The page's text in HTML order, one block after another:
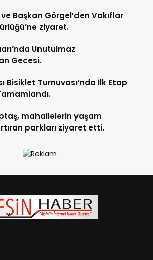
Başkan Görgel’den Vakıflar
ziyaret.
Unutulmaz
Gecesi.
Bisiklet Turnuvası’nda İlk Etap
mahallelerin yaşam
parkları ziyaret etti.